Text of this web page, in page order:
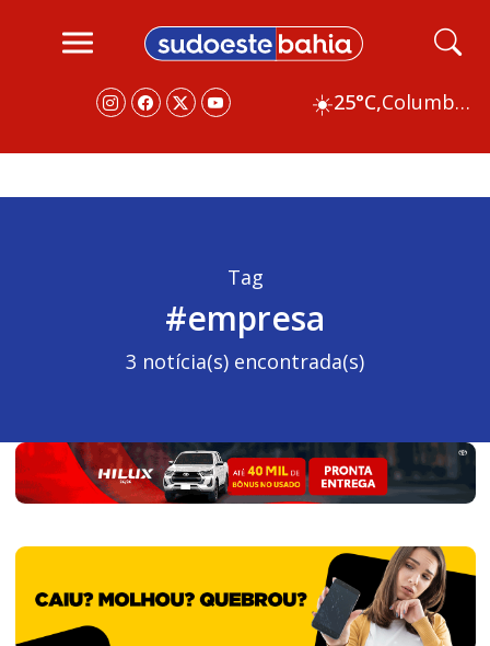
☀️25°C, Columbus
Tag
#empresa
3 notícia(s) encontrada(s)